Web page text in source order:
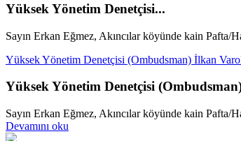
Yüksek Yönetim Denetçisi...
Sayın Erkan Eğmez, Akıncılar köyünde kain Pafta/
Yüksek Yönetim Denetçisi (Ombudsman) İlkan
Yüksek Yönetim Denetçisi
Sayın Erkan Eğmez, Akıncılar köyünde kain Pafta/
Devamını oku